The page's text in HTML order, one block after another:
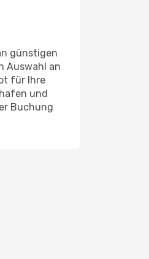
günstigen
Auswahl an
für Ihre
und
Buchung